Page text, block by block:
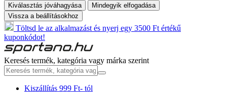
Kiválasztás jóváhagyása
Mindegyik elfogadása
Vissza a beállításokhoz
Töltsd le az alkalmazást és nyerj egy 3500 Ft értékű
kuponkódot!
Keresés termék, kategória vagy márka szerint
Kiszállítás 999 Ft- tól